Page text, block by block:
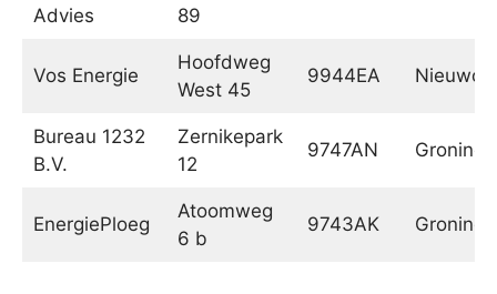
Advies
89
Vos Energie
Hoofdweg
West 45
9944EA
Bureau 1232
B.V.
Zernikepark
12
9747AN
EnergiePloeg
Atoomweg
6 b
9743AK